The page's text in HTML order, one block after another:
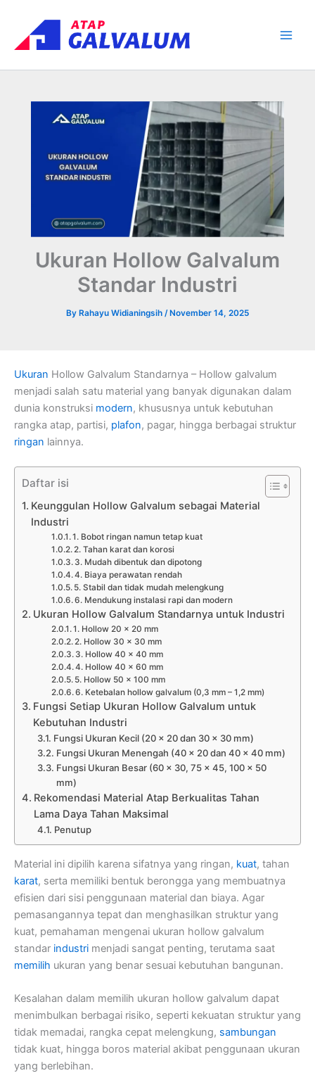
content
Ukuran Hollow Galvalum
Standar Industri
By Rahayu Widianingsih / November 14, 2025
Ukuran Hollow Galvalum Standarnya – Hollow galvalum
menjadi salah satu material yang banyak digunakan dalam
dunia konstruksi modern, khususnya untuk kebutuhan
rangka atap, partisi, plafon, pagar, hingga berbagai struktur
ringan lainnya.
Daftar isi
Keunggulan Hollow Galvalum sebagai Material
Industri
1. Bobot ringan namun tetap kuat
2. Tahan karat dan korosi
3. Mudah dibentuk dan dipotong
4. Biaya perawatan rendah
5. Stabil dan tidak mudah melengkung
6. Mendukung instalasi rapi dan modern
Ukuran Hollow Galvalum Standarnya untuk Industri
1. Hollow 20 x 20 mm
2. Hollow 30 x 30 mm
3. Hollow 40 x 40 mm
4. Hollow 40 x 60 mm
5. Hollow 50 x 100 mm
6. Ketebalan hollow galvalum (0,3 mm – 1,2 mm)
Fungsi Setiap Ukuran Hollow Galvalum untuk
Kebutuhan Industri
Fungsi Ukuran Kecil (20 x 20 dan 30 x 30 mm)
Fungsi Ukuran Menengah (40 x 20 dan 40 x 40 mm)
Fungsi Ukuran Besar (60 x 30, 75 x 45, 100 x 50
mm)
Rekomendasi Material Atap Berkualitas Tahan
Lama Daya Tahan Maksimal
Penutup
Material ini dipilih karena sifatnya yang ringan, kuat, tahan
karat, serta memiliki bentuk berongga yang membuatnya
efisien dari sisi penggunaan material dan biaya. Agar
pemasangannya tepat dan menghasilkan struktur yang
kuat, pemahaman mengenai ukuran hollow galvalum
standar industri menjadi sangat penting, terutama saat
memilih ukuran yang benar sesuai kebutuhan bangunan.
Kesalahan dalam memilih ukuran hollow galvalum dapat
menimbulkan berbagai risiko, seperti kekuatan struktur yang
tidak memadai, rangka cepat melengkung, sambungan
tidak kuat, hingga boros material akibat penggunaan ukuran
yang berlebihan.